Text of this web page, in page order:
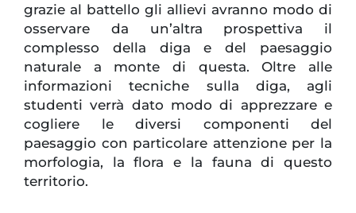
grazie al battello gli allievi avranno modo di
osservare da un’altra prospettiva il
complesso della diga e del paesaggio
naturale a monte di questa. Oltre alle
informazioni tecniche sulla diga, agli
studenti verrà dato modo di apprezzare e
cogliere le diversi componenti del
paesaggio con particolare attenzione per la
morfologia, la flora e la fauna di questo
territorio.